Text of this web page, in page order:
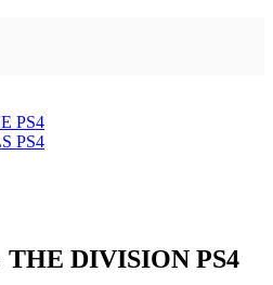
PS4
PS4
THE DIVISION PS4